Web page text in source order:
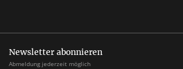
Newsletter abonnieren
Abmeldung jederzeit möglich